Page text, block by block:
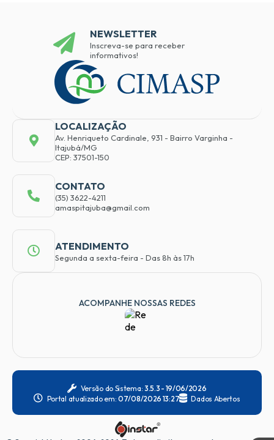
ACOMPANHE NOSSAS REDES
LOCALIZAÇÃO
Av. Henriqueto Cardinale, 931 - Bairro Varginha -
Itajubá/MG
CEP: 37501-150
CONTATO
(35) 3622-4211
amaspitajuba@gmail.com
ATENDIMENTO
Segunda a sexta-feira - Das 8h às 17h
NEWSLETTER
Inscreva-se para receber
informativos!
Versão do Sistema: 3.5.3 - 19/06/2026
Portal atualizado em:07/08/2026 13:27 Dados Abertos